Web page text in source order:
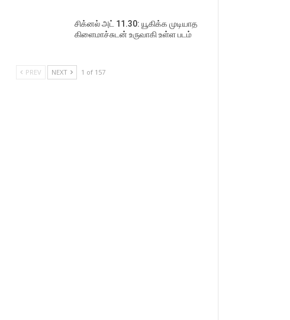
சிக்னல் அட் 11.30: யூகிக்க முடியாத
கிளைமாச்சுடன் உருவாகி உள்ள படம்
PREV NEXT 1 of 157